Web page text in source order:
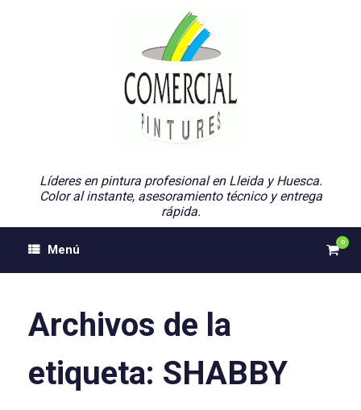
Líderes en pintura profesional en Lleida y Huesca.
Color al instante, asesoramiento técnico y entrega
rápida.
Menú
Ver
0
Archivos de la
etiqueta: SHABBY